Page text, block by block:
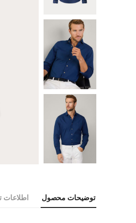
توضیحات محصول اطلاعات